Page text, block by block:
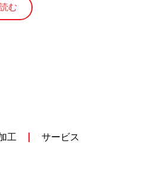
む
工 サービス